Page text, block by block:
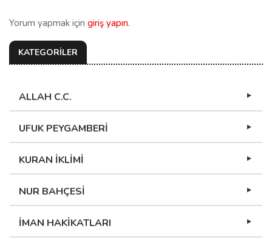
Yorum yapmak için giriş yapın.
KATEGORİLER
ALLAH C.C.
UFUK PEYGAMBERİ
KURAN İKLİMİ
NUR BAHÇESİ
İMAN HAKİKATLARI